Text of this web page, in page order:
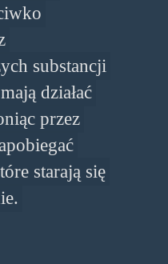
substancji
działać
przez
starają się